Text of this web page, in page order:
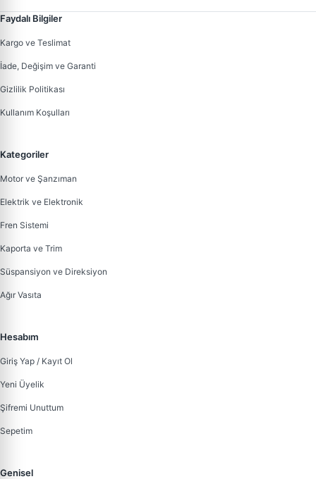
Faydalı Bilgiler
Kargo ve Teslimat
İade, Değişim ve Garanti
Gizlilik Politikası
Kullanım Koşulları
Kategoriler
Motor ve Şanzıman
Elektrik ve Elektronik
Fren Sistemi
Kaporta ve Trim
Süspansiyon ve Direksiyon
Ağır Vasıta
Hesabım
Giriş Yap / Kayıt Ol
Yeni Üyelik
Şifremi Unuttum
Sepetim
Genisel